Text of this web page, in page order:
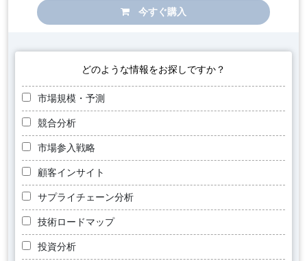
今すぐ購入
どのような情報をお探しですか？
市場規模・予測
競合分析
市場参入戦略
顧客インサイト
サプライチェーン分析
技術ロードマップ
投資分析